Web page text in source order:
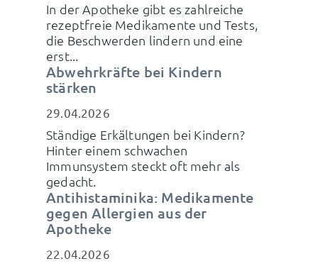
In der Apotheke gibt es zahlreiche
rezeptfreie Medikamente und Tests,
die Beschwerden lindern und eine
erst...
Abwehrkräfte bei Kindern
stärken
29.04.2026
Ständige Erkältungen bei Kindern?
Hinter einem schwachen
Immunsystem steckt oft mehr als
gedacht.
Antihistaminika: Medikamente
gegen Allergien aus der
Apotheke
22.04.2026